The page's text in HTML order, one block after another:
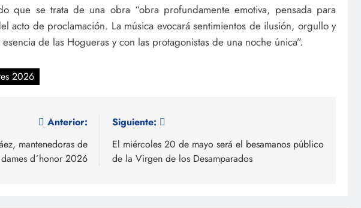
que se trata de una obra “obra profundamente emotiva, pensada para
acto de proclamación. La música evocará sentimientos de ilusión, orgullo y
de las Hogueras y con las protagonistas de una noche única”.
2026
Anterior:
mantenedoras de
d´honor 2026
Siguiente:
El miércoles 20 de mayo será el besamanos público
de la Virgen de los Desamparados